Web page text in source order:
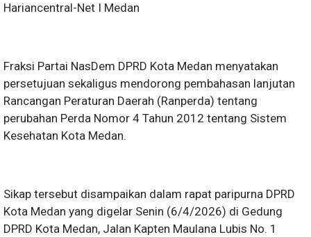
Hariancentral-Net I Medan
Fraksi Partai NasDem DPRD Kota Medan menyatakan
persetujuan sekaligus mendorong pembahasan lanjutan
Rancangan Peraturan Daerah (Ranperda) tentang
perubahan Perda Nomor 4 Tahun 2012 tentang Sistem
Kesehatan Kota Medan.
Sikap tersebut disampaikan dalam rapat paripurna DPRD
Kota Medan yang digelar Senin (6/4/2026) di Gedung
DPRD Kota Medan, Jalan Kapten Maulana Lubis No. 1